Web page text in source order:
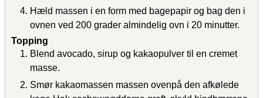
Hæld massen i en form med bagepapir og bag den i
ovnen ved 200 grader almindelig ovn i 20 minutter.
Topping
Blend avocado, sirup og kakaopulver til en cremet
masse.
Smør kakaomassen massen ovenpå den afkølede